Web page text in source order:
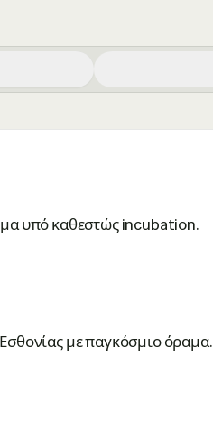
υπό καθεστώς incubation.
με παγκόσμιο όραμα.